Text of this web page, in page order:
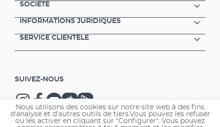
SOCIÉTÉ
INFORMATIONS JURIDIQUES
SERVICE CLIENTÈLE
SUIVEZ-NOUS
Nous utilisons des cookies sur notre site web à des fins
d'analyse et d'autres outils de tiers.Vous pouvez les refuser
ou les activer en cliquant sur "Configurer". Vous pouvez